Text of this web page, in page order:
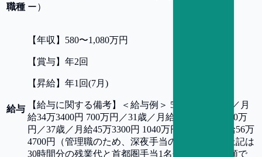
職種 ー）
給与
【年収 】 580〜1,080万円
【 賞与】 年2回
【昇給】 年1回(7月)
【給与に関する備考】
＜給与例＞ 580万円／27歳／月
給34万3400円 700万円／31歳／月給41万2100円 780万
円／37歳／月給45万3300円 1040万円／45歳／月給56万
4700円（管理職のため、深夜手当のみ支給） ※上記は
30時間分の残業代と首都圏手当1名分を含んだ金額で